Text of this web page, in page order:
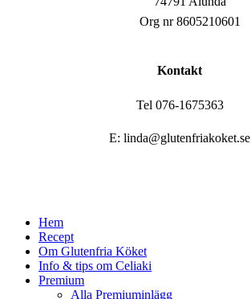
Org nr 8605210601
Kontakt
Tel 076-1675363
E: linda@glutenfriakoket.se
Close
Menu
Hem
Recept
Om Glutenfria Köket
Info & tips om Celiaki
Premium
Alla Premiuminlägg